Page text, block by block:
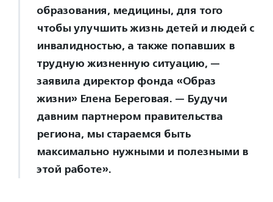
образования, медицины, для того
чтобы улучшить жизнь детей и людей с
инвалидностью, а также попавших в
трудную жизненную ситуацию, —
заявила директор фонда «Образ
жизни» Елена Береговая. — Будучи
давним партнером правительства
региона, мы стараемся быть
максимально нужными и полезными в
этой работе».